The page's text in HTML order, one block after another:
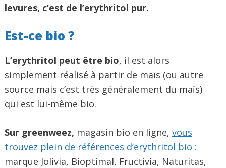
levures, c’est de l’erythritol pur.
Est-ce bio ?
L’erythritol peut être bio, il est alors
simplement réalisé à partir de maïs (ou autre
source mais c’est très généralement du maïs)
qui est lui-même bio.
Sur greenweez, magasin bio en ligne, vous
trouvez plein de références d’erythritol bio :
marque Jolivia, Bioptimal, Fructivia, Naturitas,